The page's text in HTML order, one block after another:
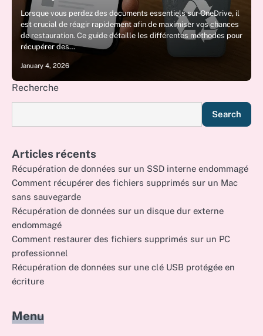
Lorsque vous perdez des documents essentiels sur OneDrive, il
est crucial de réagir rapidement afin de maximiser vos chances
de restauration. Ce guide détaille les différentes méthodes pour
récupérer des…
January 4, 2026
Recherche
Search
Articles récents
Récupération de données sur un SSD interne endommagé
Comment récupérer des fichiers supprimés sur un Mac
sans sauvegarde
Récupération de données sur un disque dur externe
endommagé
Comment restaurer des fichiers supprimés sur un PC
professionnel
Récupération de données sur une clé USB protégée en
écriture
Menu